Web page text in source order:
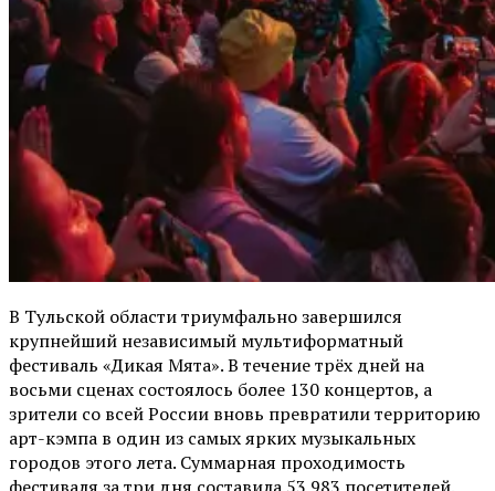
В Тульской области триумфально завершился
крупнейший независимый мультиформатный
фестиваль «Дикая Мята». В течение трёх дней на
восьми сценах состоялось более 130 концертов, а
зрители со всей России вновь превратили территорию
арт-кэмпа в один из самых ярких музыкальных
городов этого лета. Суммарная проходимость